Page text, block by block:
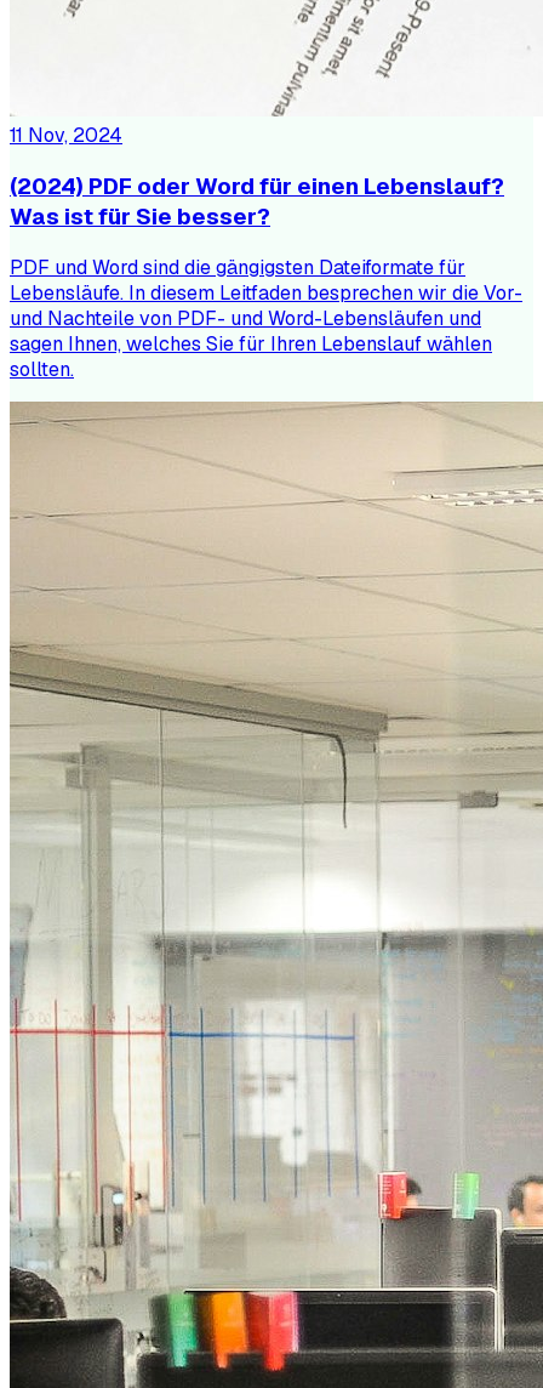
11 Nov, 2024
(2024) PDF oder Word für einen Lebenslauf?
Was ist für Sie besser?
PDF und Word sind die gängigsten Dateiformate für
Lebensläufe. In diesem Leitfaden besprechen wir die Vor-
und Nachteile von PDF- und Word-Lebensläufen und
sagen Ihnen, welches Sie für Ihren Lebenslauf wählen
sollten.